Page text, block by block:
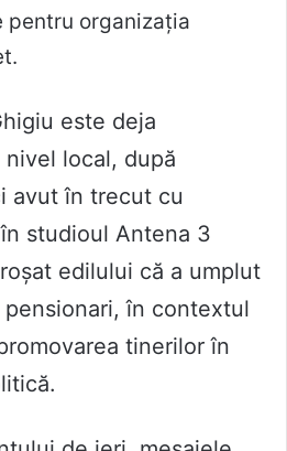
pentru organizația
este deja
local, după
avut în trecut cu
studioul Antena 3
edilului că a umplut
pensionari, în contextul
tinerilor în